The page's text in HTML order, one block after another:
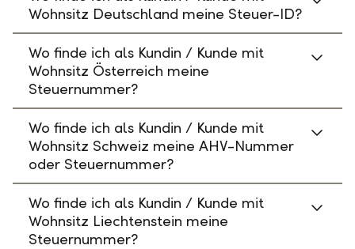
Wohnsitz Deutschland meine Steuer-ID?
Wo finde ich als Kundin / Kunde mit
Wohnsitz Österreich meine
Steuernummer?
Wo finde ich als Kundin / Kunde mit
Wohnsitz Schweiz meine AHV-Nummer
oder Steuernummer?
Wo finde ich als Kundin / Kunde mit
Wohnsitz Liechtenstein meine
Steuernummer?